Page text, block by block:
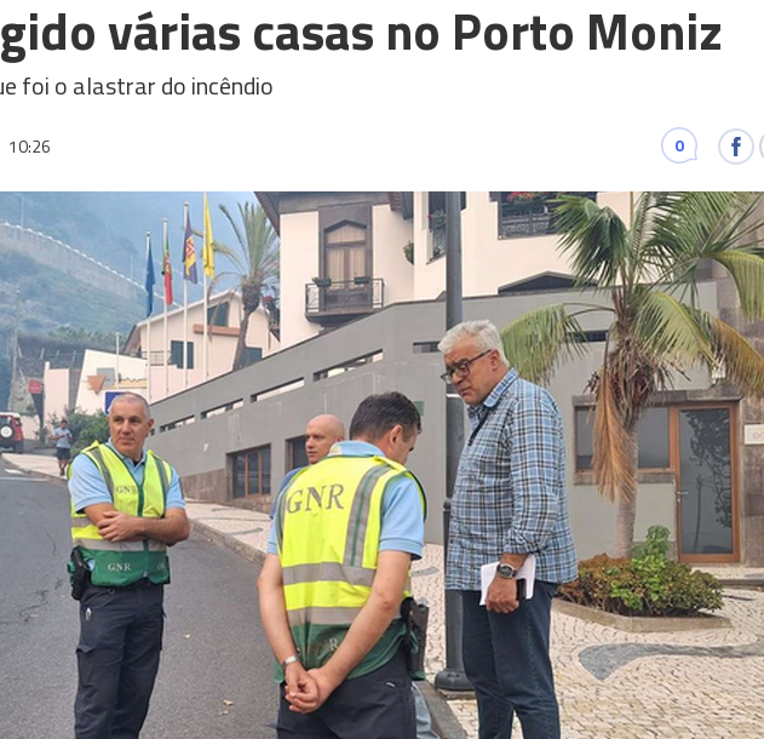
várias casas no Porto Moniz
foi o alastrar do incêndio
10:26 0